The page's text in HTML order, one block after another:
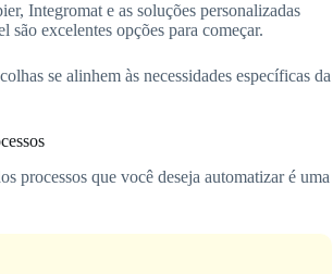
Integromat e as soluções personalizadas
são excelentes opções para começar.
se alinhem às necessidades específicas da
processos que você deseja automatizar é uma